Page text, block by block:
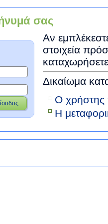
σας
Αν
στοιχεία
Δικαίωμα
Ο χρήστης
Η